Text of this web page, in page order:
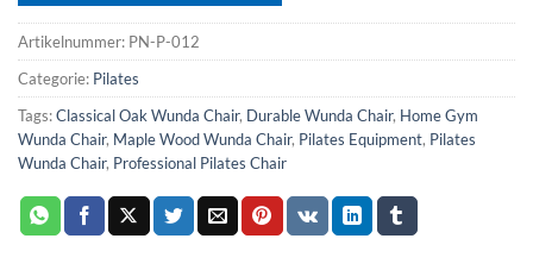
Artikelnummer: PN-P-012
Categorie: Pilates
Tags:Classical Oak Wunda Chair, Durable Wunda Chair, Home Gym
Wunda Chair, Maple Wood Wunda Chair, Pilates Equipment, Pilates
Wunda Chair, Professional Pilates Chair